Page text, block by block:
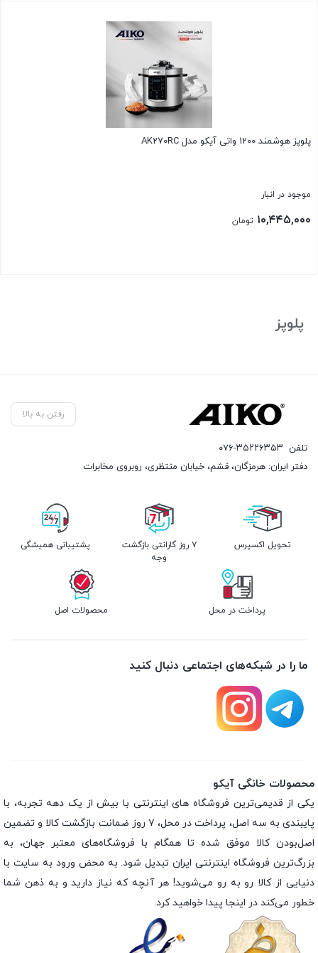
پلوپز هوشمند 1200 واتی آیکو مدل AK270RC
موجود در انبار
۱۰,۴۴۵,۰۰۰ تومان
پلوپز
رفتن به بالا
تلفن ۰۷۶-۳۵۲۲۶۳۵۳
دفتر ایران: هرمزگان، قشم، خیابان منتظری، روبروی مخابرات
تحویل اکسپرس
۷ روز گارانتی بازگشت
وجه
پشتیبانی همیشگی
پرداخت در محل محصولات اصل
ما را در شبکه‌های اجتماعی دنبال کنید
محصولات خانگی آیکو
یکی از قدیمی‌ترین فروشگاه های اینترنتی با بیش از یک دهه تجربه، با
پایبندی به سه اصل، پرداخت در محل، ۷ روز ضمانت بازگشت کالا و تضمین
اصل‌بودن کالا موفق شده تا همگام با فروشگاه‌های معتبر جهان، به
بزرگ‌ترین فروشگاه اینترنتی ایران تبدیل شود. به محض ورود به سایت با
دنیایی از کالا رو به رو می‌شوید! هر آنچه که نیاز دارید و به ذهن شما
خطور می‌کند در اینجا پیدا خواهید کرد.